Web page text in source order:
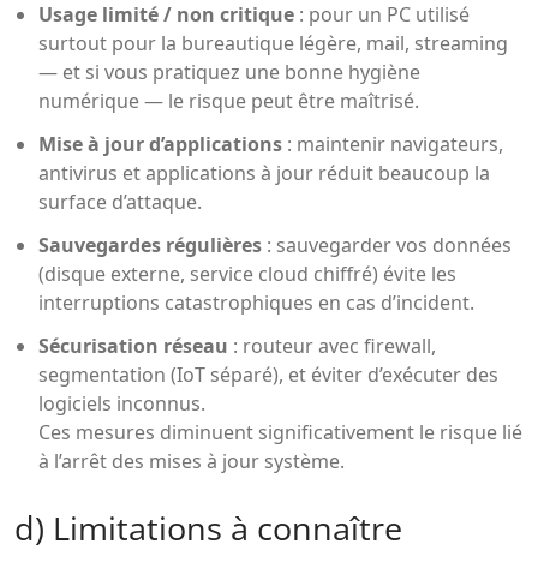
Usage limité / non critique : pour un PC utilisé
surtout pour la bureautique légère, mail, streaming
— et si vous pratiquez une bonne hygiène
numérique — le risque peut être maîtrisé.
Mise à jour d’applications : maintenir navigateurs,
antivirus et applications à jour réduit beaucoup la
surface d’attaque.
Sauvegardes régulières : sauvegarder vos données
(disque externe, service cloud chiffré) évite les
interruptions catastrophiques en cas d’incident.
Sécurisation réseau : routeur avec firewall,
segmentation (IoT séparé), et éviter d’exécuter des
logiciels inconnus.
Ces mesures diminuent significativement le risque lié
à l’arrêt des mises à jour système.
d) Limitations à connaître